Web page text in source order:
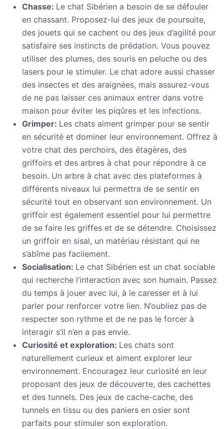
Chasse: Le chat Sibérien a besoin de se défouler
en chassant. Proposez-lui des jeux de poursuite,
des jouets qui se cachent ou des jeux d’agilité pour
satisfaire ses instincts de prédation. Vous pouvez
utiliser des plumes, des souris en peluche ou des
lasers pour le stimuler. Le chat adore aussi chasser
des insectes et des araignées, mais assurez-vous
de ne pas laisser ces animaux entrer dans votre
maison pour éviter les piqûres et les infections.
Grimper: Les chats aiment grimper pour se sentir
en sécurité et dominer leur environnement. Offrez à
votre chat des perchoirs, des étagères, des
griffoirs et des arbres à chat pour répondre à ce
besoin. Un arbre à chat avec des plateformes à
différents niveaux lui permettra de se sentir en
sécurité tout en observant son environnement. Un
griffoir est également essentiel pour lui permettre
de se faire les griffes et de se détendre. Choisissez
un griffoir en sisal, un matériau résistant qui ne
s’abîme pas facilement.
Socialisation: Le chat Sibérien est un chat sociable
qui recherche l’interaction avec son humain. Passez
du temps à jouer avec lui, à le caresser et à lui
parler pour renforcer votre lien. N’oubliez pas de
respecter son rythme et de ne pas le forcer à
interagir s’il n’en a pas envie.
Curiosité et exploration: Les chats sont
naturellement curieux et aiment explorer leur
environnement. Encouragez leur curiosité en leur
proposant des jeux de découverte, des cachettes
et des tunnels. Des jeux de cache-cache, des
tunnels en tissu ou des paniers en osier sont
parfaits pour stimuler son exploration.